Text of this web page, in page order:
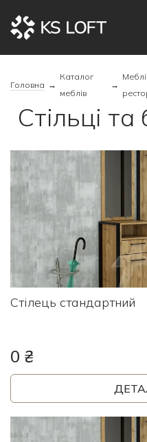
Головна →
Каталог
меблів
→
Стільці та
Стілець стандартний
0 ₴